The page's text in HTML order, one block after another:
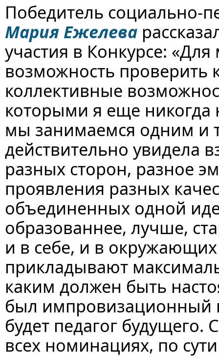
Победитель социально-
Мария Ежелева
участия в Конкурсе: «Для
возможность проверить
коллективные
которыми я еще никогда
мы занимаемся одним и
действительно увидела
разных сторон, разное
проявления разных
объединенных одной
образованнее, лучше,
и в себе, и в окружающих
прикладывают
каким должен быть
был импровизационный
будет педагог
всех номинациях, по